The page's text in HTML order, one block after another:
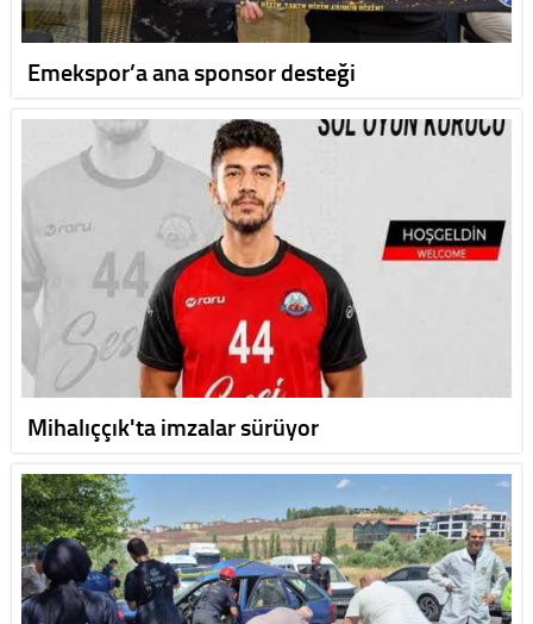
Emekspor’a ana sponsor desteği
Mihalıççık'ta imzalar sürüyor